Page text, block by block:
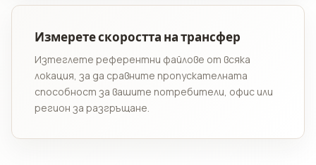
Измерете скоростта на трансфер
Изтеглете референтни файлове от всяка
локация, за да сравните пропускателната
способност за вашите потребители, офис или
регион за разгръщане.